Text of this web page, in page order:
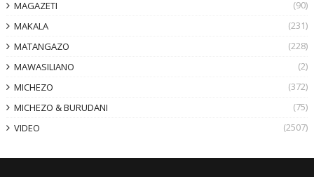
MAGAZETI
(90)
MAKALA
(231)
MATANGAZO
(228)
MAWASILIANO
(2)
MICHEZO
(372)
MICHEZO & BURUDANI
(75)
VIDEO
(2507)